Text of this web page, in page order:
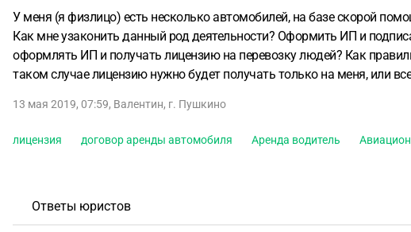
У меня (я физлицо) есть несколько автомобилей, на базе скорой
Как мне узаконить данный род деятельности? Оформить ИП и
оформлять ИП и получать лицензию на перевозку людей? Как
таком случае лицензию нужно будет получать только на меня, или
13 мая 2019, 07:59, Валентин, г. Пушкино
лицензия договор аренды автомобиля Аренда водитель
Ответы юристов